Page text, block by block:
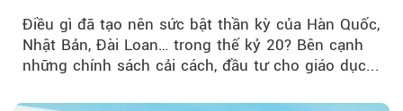
Điều gì đã tạo nên sức bật thần kỳ của Hàn Quốc,
Nhật Bản, Đài Loan… trong thế kỷ 20? Bên cạnh
những chính sách cải cách, đầu tư cho giáo dục...